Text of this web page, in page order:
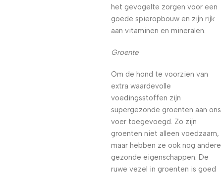
het gevogelte zorgen voor een
goede spieropbouw en zijn rijk
aan vitaminen en mineralen.
Groente
Om de hond te voorzien van
extra waardevolle
voedingsstoffen zijn
supergezonde groenten aan ons
voer toegevoegd. Zo zijn
groenten niet alleen voedzaam,
maar hebben ze ook nog andere
gezonde eigenschappen. De
ruwe vezel in groenten is goed